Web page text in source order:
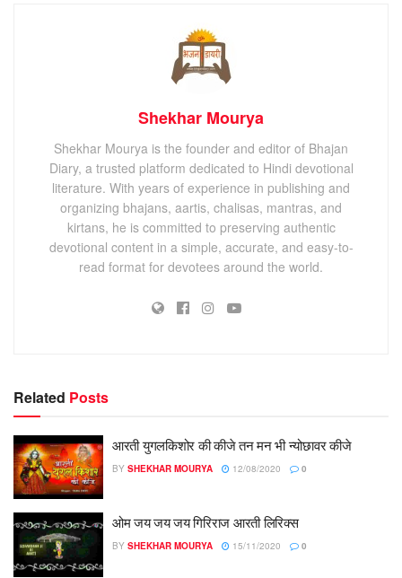
Shekhar Mourya
Shekhar Mourya is the founder and editor of Bhajan
Diary, a trusted platform dedicated to Hindi devotional
literature. With years of experience in publishing and
organizing bhajans, aartis, chalisas, mantras, and
kirtans, he is committed to preserving authentic
devotional content in a simple, accurate, and easy-to-
read format for devotees around the world.
Related Posts
आरती युगलकिशोर की कीजे तन मन भी न्योछावर कीजे
BY SHEKHAR MOURYA 12/08/2020 0
ओम जय जय जय गिरिराज आरती लिरिक्स
BY SHEKHAR MOURYA 15/11/2020 0